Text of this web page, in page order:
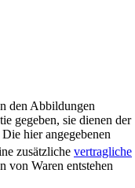
den Abbildungen
gegeben, sie dienen der
hier angegebenen
zusätzliche vertragliche
von Waren entstehen